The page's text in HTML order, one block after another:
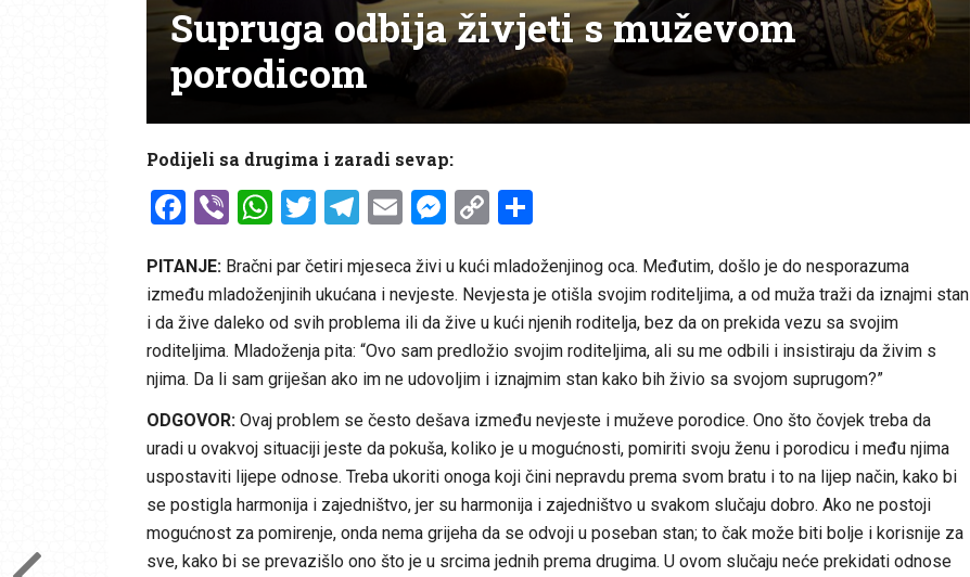
Supruga odbija živjeti s muževom
porodicom
Podijeli sa drugima i zaradi sevap:
Facebook
ViberWhatsApp
Twitter
Telegram
EmailMessenger
CopyShare
PITANJE:Bračni par četiri mjeseca živi u kući mladoženjinog oca. Međutim, došlo je do nesporazuma
između mladoženjinih ukućana i nevjeste. Nevjesta je otišla svojim roditeljima, a od muža traži da iznajmi stan
i da žive daleko od svih problema ili da žive u kući njenih roditelja, bez da on prekida vezu sa svojim
roditeljima. Mladoženja pita: “Ovo sam predložio svojim roditeljima, ali su me odbili i insistiraju da živim s
njima. Da li sam griješan ako im ne udovoljim i iznajmim stan kako bih živio sa svojom suprugom?”
ODGOVOR:Ovaj problem se često dešava između nevjeste i muževe porodice. Ono što čovjek treba da
uradi u ovakvoj situaciji jeste da pokuša, koliko je u mogućnosti, pomiriti svoju ženu i porodicu i među njima
uspostaviti lijepe odnose. Treba ukoriti onoga koji čini nepravdu prema svom bratu i to na lijep način, kako bi
se postigla harmonija i zajedništvo, jer su harmonija i zajedništvo u svakom slučaju dobro. Ako ne postoji
mogućnost za pomirenje, onda nema grijeha da se odvoji u poseban stan; to čak može biti bolje i korisnije za
sve, kako bi se prevazišlo ono što je u srcima jednih prema drugima. U ovom slučaju neće prekidati odnose